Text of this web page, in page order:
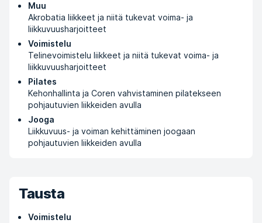
Muu
Akrobatia liikkeet ja niitä tukevat voima- ja
liikkuvuusharjoitteet
Voimistelu
Telinevoimistelu liikkeet ja niitä tukevat voima- ja
liikkuvuusharjoitteet
Pilates
Kehonhallinta ja Coren vahvistaminen pilatekseen
pohjautuvien liikkeiden avulla
Jooga
Liikkuvuus- ja voiman kehittäminen joogaan
pohjautuvien liikkeiden avulla
Tausta
Voimistelu